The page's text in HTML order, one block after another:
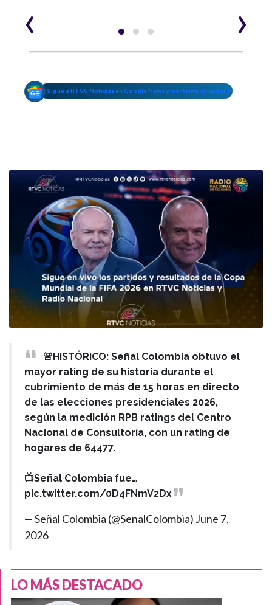
‹ ›
Sigue a RTVC Noticias en Google News y mantente conectado
🚨HISTÓRICO: Señal Colombia obtuvo el
mayor rating de su historia durante el
cubrimiento de más de 15 horas en directo
de las elecciones presidenciales 2026,
según la medición RPB ratings del Centro
Nacional de Consultoría, con un rating de
hogares de 64477.
📺Señal Colombia fue…
pic.twitter.com/0D4FNmV2Dx
— Señal Colombia (@SenalColombia) June 7,
2026
LO MÁS DESTACADO